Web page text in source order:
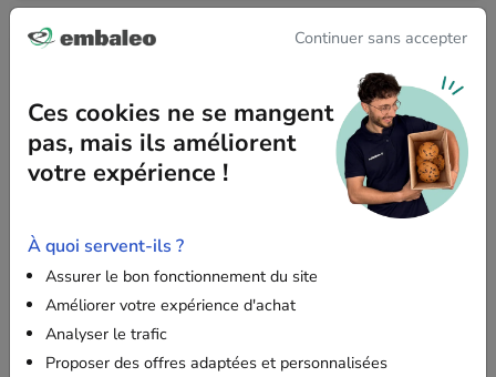
Le calage éco-conçu dédié à la protection de vos
produits.
Découvrir ➔
PASSER À L'EMBALLAGE ÉCO-RESPONSABLE
Continuer sans accepter
Ces cookies ne se mangent
pas, mais ils améliorent
votre expérience !
À quoi servent-ils ?
Assurer le bon fonctionnement du site
Améliorer votre expérience d'achat
Analyser le trafic
Proposer des offres adaptées et personnalisées